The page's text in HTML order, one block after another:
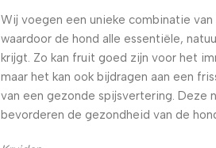
Wij voegen een unieke combinatie
waardoor de hond alle essentiële,
krijgt. Zo kan fruit goed zijn voor het
maar het kan ook bijdragen aan een
van een gezonde spijsvertering. Deze
bevorderen de gezondheid van de